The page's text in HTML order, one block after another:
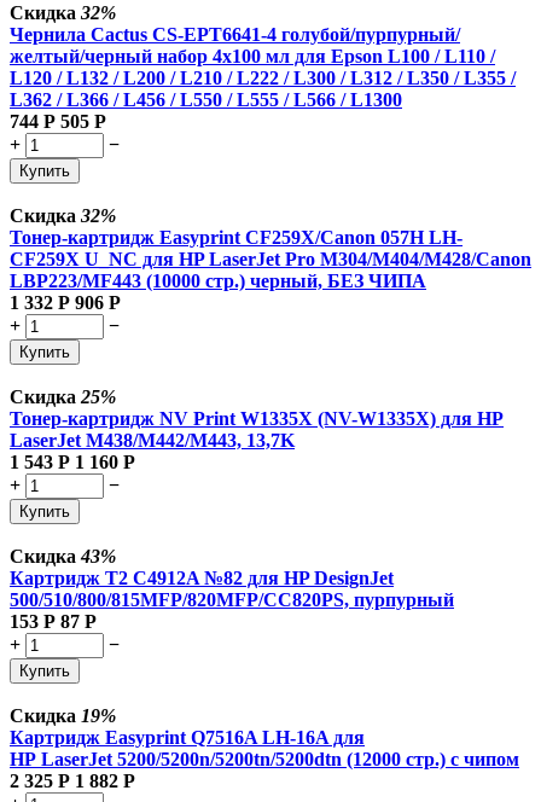
Скидка 32%
Чернила Cactus CS-EPT6641-4 голубой/пурпурный/
желтый/черный набор 4x100 мл для Epson L100 / L110 /
L120 / L132 / L200 / L210 / L222 / L300 / L312 / L350 / L355 /
L362 / L366 / L456 / L550 / L555 / L566 / L1300
744 Р 505 Р
+
−
Купить
Скидка 32%
Тонер-картридж Easyprint CF259X/Canon 057H LH-
CF259X U_NC для HP LaserJet Pro M304/M404/M428/Canon
LBP223/MF443 (10000 стр.) черный, БЕЗ ЧИПА
1 332 Р 906 Р
+
−
Купить
Скидка 25%
Тонер-картридж NV Print W1335X (NV-W1335X) для HP
LaserJet M438/M442/M443, 13,7K
1 543 Р 1 160 Р
+
−
Купить
Скидка43%
Картридж T2 C4912A №82 для HP DesignJet
500/510/800/815MFP/820MFP/CC820PS, пурпурный
153 Р 87 Р
+
−
Купить
Скидка 19%
Картридж Easyprint Q7516A LH-16A для
HP LaserJet 5200/5200n/5200tn/5200dtn (12000 стр.) с чипом
2 325 Р 1 882 Р